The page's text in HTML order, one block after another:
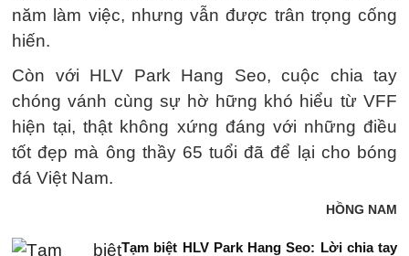
năm làm việc, nhưng vẫn được trân trọng cống
hiến.
Còn với HLV Park Hang Seo, cuộc chia tay
chóng vánh cùng sự hờ hững khó hiểu từ VFF
hiện tại, thật không xứng đáng với những điều
tốt đẹp mà ông thầy 65 tuổi đã để lại cho bóng
đá Việt Nam.
HỒNG NAM
Tạm biệt HLV Park Hang Seo: Lời chia tay